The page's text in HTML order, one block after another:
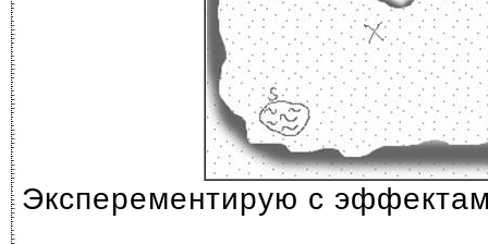
Эксперементирую с